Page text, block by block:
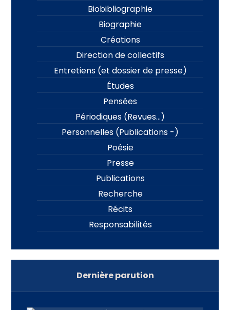
Biobibliographie
Biographie
Créations
Direction de collectifs
Entretiens (et dossier de presse)
Études
Pensées
Périodiques (Revues…)
Personnelles (Publications -)
Poésie
Presse
Publications
Recherche
Récits
Responsabilités
Dernière parution